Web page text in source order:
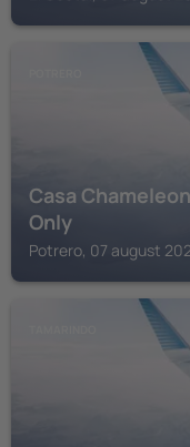
Casa
Only
Potrero, 07 august